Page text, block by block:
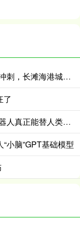
国鸣投资 上海宝山滨江商业新地标开业冲刺，长滩海港城今年底试营业
了
开源优配 南华早报周昕：如何才能让机器人真正能替人类工作？
小脑”GPT基础模型